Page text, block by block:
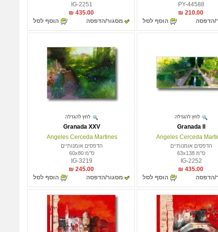
PY-44588
210.00 ₪
הדפסה
הוסף לסל
IG-2251
435.00 ₪
מסגור/הדפסה
הוסף לסל
Granada II
Angeles Cerceda
הדפסים אומנותיים
ס"מ 63x138
IG-2252
435.00 ₪
הדפסה
הוסף לסל
Granada XXV
Angeles Cerceda Martines
הדפסים אומנותיים
ס"מ 60x80
IG-3219
245.00 ₪
מסגור/הדפסה
הוסף לסל